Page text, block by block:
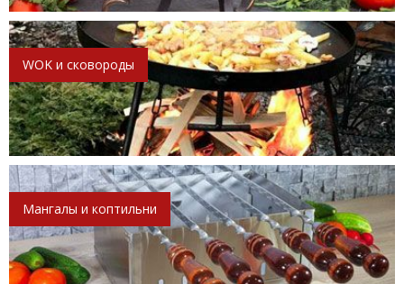
WOK и сковороды
Мангалы и коптильни